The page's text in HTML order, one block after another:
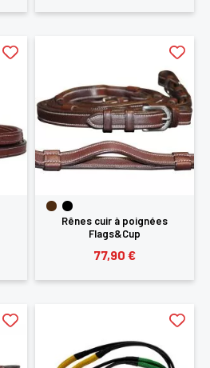
Rênes cuir à poignées
Flags&Cup
77,90 €